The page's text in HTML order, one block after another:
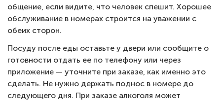
общение, если видите, что человек спешит. Хорошее
обслуживание в номерах строится на уважении с
обеих сторон.
Посуду после еды оставьте у двери или сообщите о
готовности отдать ее по телефону или через
приложение — уточните при заказе, как именно это
сделать. Не нужно держать поднос в номере до
следующего дня. При заказе алкоголя может